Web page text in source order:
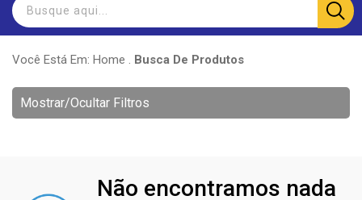
Você Está Em: Home . Busca De Produtos
Mostrar/Ocultar Filtros
Não encontramos nada